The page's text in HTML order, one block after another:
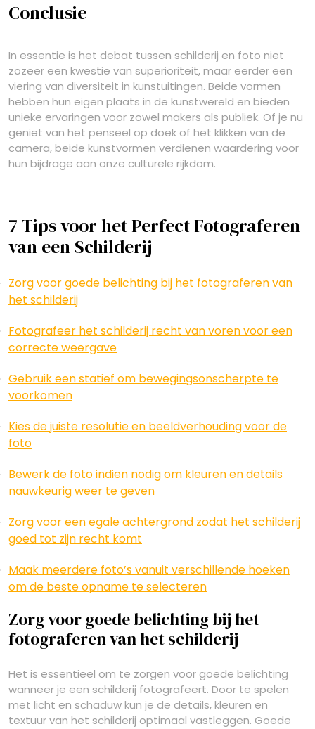
Conclusie
In essentie is het debat tussen schilderij en foto niet
zozeer een kwestie van superioriteit, maar eerder een
viering van diversiteit in kunstuitingen. Beide vormen
hebben hun eigen plaats in de kunstwereld en bieden
unieke ervaringen voor zowel makers als publiek. Of je nu
geniet van het penseel op doek of het klikken van de
camera, beide kunstvormen verdienen waardering voor
hun bijdrage aan onze culturele rijkdom.
7 Tips voor het Perfect Fotograferen
van een Schilderij
Zorg voor goede belichting bij het fotograferen van
het schilderij
Fotografeer het schilderij recht van voren voor een
correcte weergave
Gebruik een statief om bewegingsonscherpte te
voorkomen
Kies de juiste resolutie en beeldverhouding voor de
foto
Bewerk de foto indien nodig om kleuren en details
nauwkeurig weer te geven
Zorg voor een egale achtergrond zodat het schilderij
goed tot zijn recht komt
Maak meerdere foto’s vanuit verschillende hoeken
om de beste opname te selecteren
Zorg voor goede belichting bij het
fotograferen van het schilderij
Het is essentieel om te zorgen voor goede belichting
wanneer je een schilderij fotografeert. Door te spelen
met licht en schaduw kun je de details, kleuren en
textuur van het schilderij optimaal vastleggen. Goede